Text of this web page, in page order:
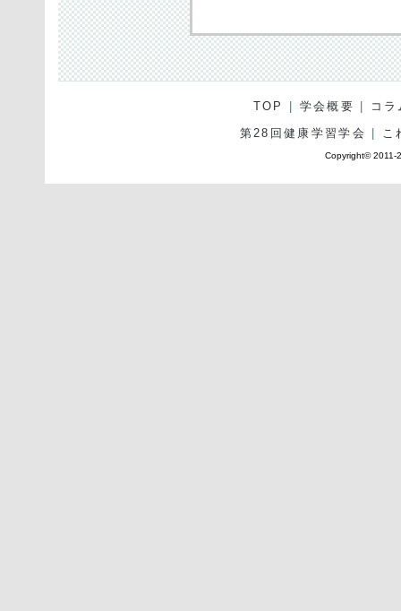
TOP 学会概要
コラ
第28回健康学習学会
こ
Copyright© 2011-